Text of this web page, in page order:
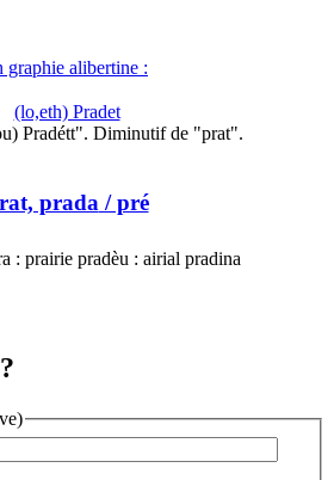
graphie alibertine :
(lo,eth) Pradet
Pradétt". Diminutif de "prat".
prada / pré
: prairie pradèu : airial pradina